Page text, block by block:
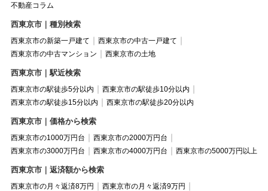
不動産コラム
西東京市｜種別検索
西東京市の新築一戸建て
西東京市の中古一戸建て
西東京市の中古マンション
西東京市の土地
西東京市｜駅近検索
西東京市の駅徒歩5分以内
西東京市の駅徒歩10分以内
西東京市の駅徒歩15分以内
西東京市の駅徒歩20分以内
西東京市｜価格から検索
西東京市の1000万円台
西東京市の2000万円台
西東京市の3000万円台
西東京市の4000万円台 西東京市の5000万円以上
西東京市｜返済額から検索
西東京市の月々返済8万円
西東京市の月々返済9万円